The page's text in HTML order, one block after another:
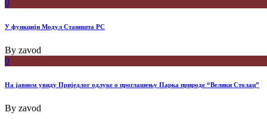
0
У функцији Модул Станишта РС
By zavod
0
На јавном увиду Приједлог oдлуке о проглашењу Парка природе “Велики Столац”
By zavod